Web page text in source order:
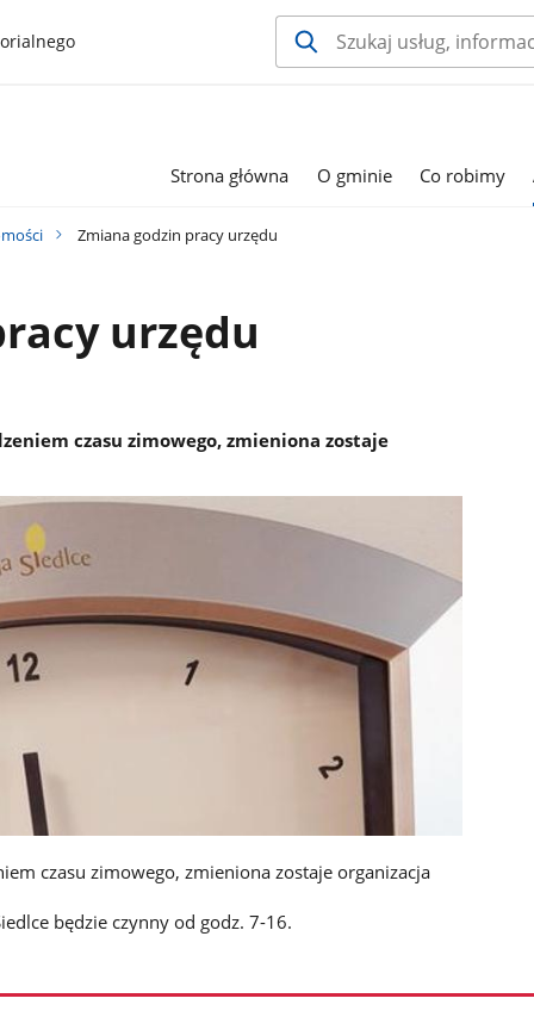
Strona główna O gminie Co robimy
Zmiana godzin pracy urzędu
urzędu
czasu zimowego, zmieniona zostaje
czasu zimowego, zmieniona zostaje organizacja
będzie czynny od godz. 7-16.